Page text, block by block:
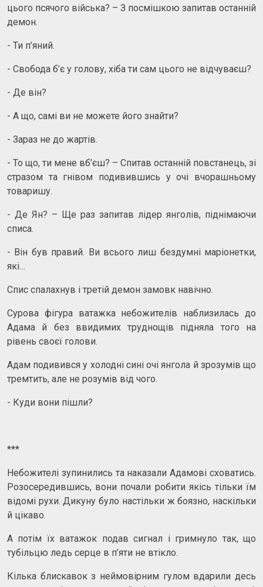
цього псячого війська? – З посмішкою запитав останній
демон.
- Ти п’яний.
- Свобода б’є у голову, хіба ти сам цього не відчуваєш?
- Де він?
- А що, самі ви не можете його знайти?
- Зараз не до жартів.
- То що, ти мене вб’єш? – Спитав останній повстанець, зі
стразом та гнівом подивившись у очі вчорашньому
товаришу.
- Де Ян? – Ще раз запитав лідер янголів, піднімаючи
списа.
- Він був правий. Ви всього лиш бездумні маріонетки,
які…
Спис спалахнув і третій демон замовк навічно.
Сурова фігура ватажка небожителів наблизилась до
Адама й без ввидимих труднощів підняла того на
рівень своєї голови.
Адам подивився у холодні сині очі янгола й зрозумів що
тремтить, але не розумів від чого.
- Куди вони пішли?
***
Небожителі зупинились та наказали Адамові сховатись.
Розосередившись, вони почали робити якісь тільки їм
відомі рухи. Дикуну було настільки ж боязно, наскільки
й цікаво.
А потім їх ватажок подав сигнал і гримнуло так, що
тубільцю ледь серце в п’яти не втікло.
Кілька блискавок з неймовірним гулом вдарили десь